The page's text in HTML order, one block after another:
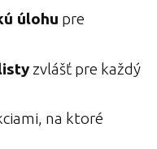
úlohu pre
zvlášť pre každý
na ktoré